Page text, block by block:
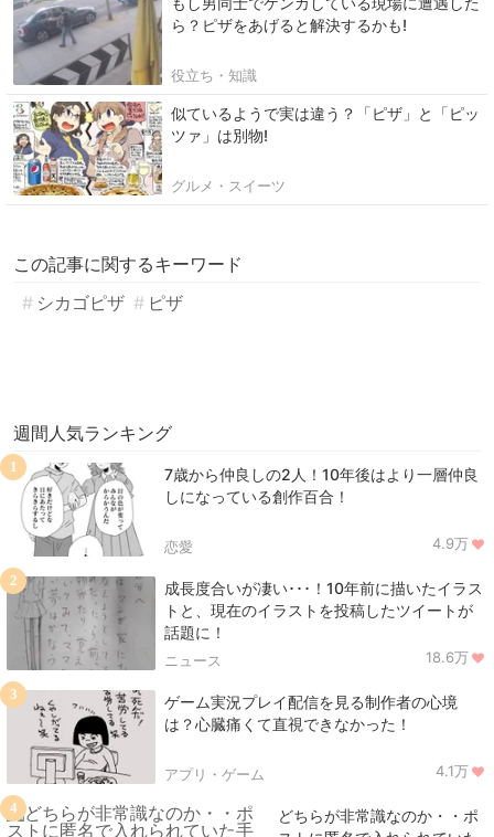
ら？ピザをあげると解決するかも!
役立ち・知識
似ているようで実は違う？「ピザ」と「ピッ
ツァ」は別物!
グルメ・スイーツ
この記事に関するキーワード
シカゴピザ
ピザ
週間人気ランキング
7歳から仲良しの2人！10年後はより一層仲良
しになっている創作百合！
恋愛 4.9万
1
成長度合いが凄い･･･！10年前に描いたイラス
トと、現在のイラストを投稿したツイートが
話題に！
ニュース 18.6万
2
ゲーム実況プレイ配信を見る制作者の心境
は？心臓痛くて直視できなかった！
アプリ・ゲーム 4.1万
3
どちらが非常識なのか・・ポ
4